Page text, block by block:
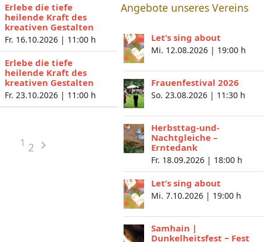
Erlebe die tiefe
heilende Kraft des
kreativen Gestalten
Fr. 16.10.2026 | 11:00 h
Erlebe die tiefe
heilende Kraft des
kreativen Gestalten
Fr. 23.10.2026 | 11:00 h
1 2
Angebote unseres Vereins
Let’s sing about
Mi. 12.08.2026 | 19:00 h
Frauenfestival 2026
So. 23.08.2026 | 11:30 h
Herbsttag-und-
Nachtgleiche –
Erntedank
Fr. 18.09.2026 | 18:00 h
Let’s sing about
Mi. 7.10.2026 | 19:00 h
Samhain |
Dunkelheitsfest − Fest